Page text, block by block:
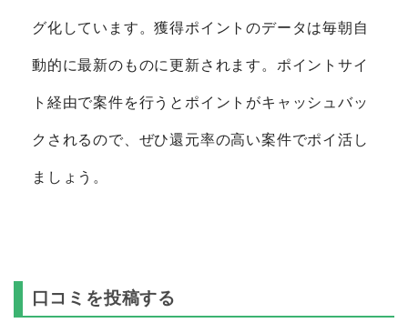
グ化しています。獲得ポイントのデータは毎朝自
動的に最新のものに更新されます。ポイントサイ
ト経由で案件を行うとポイントがキャッシュバッ
クされるので、ぜひ還元率の高い案件でポイ活し
ましょう。
口コミを投稿する